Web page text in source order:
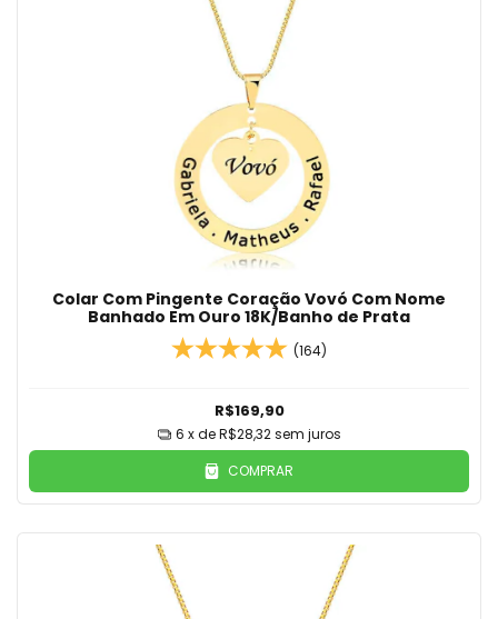
Colar Com Pingente Coração Vovó Com Nome
Banhado Em Ouro 18K/Banho de Prata
(164)
R$169,90
6 x deR$28,32 sem juros
COMPRAR